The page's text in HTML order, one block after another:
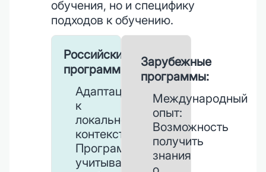
обучения, но и специфику
подходов к обучению.
Российские
программы:
Адаптация
к
локальному
контексту:
Программы
учитывают
Зарубежные
программы:
Международный
опыт:
Возможность
получить
знания